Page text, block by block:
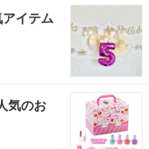
イテム
気のお